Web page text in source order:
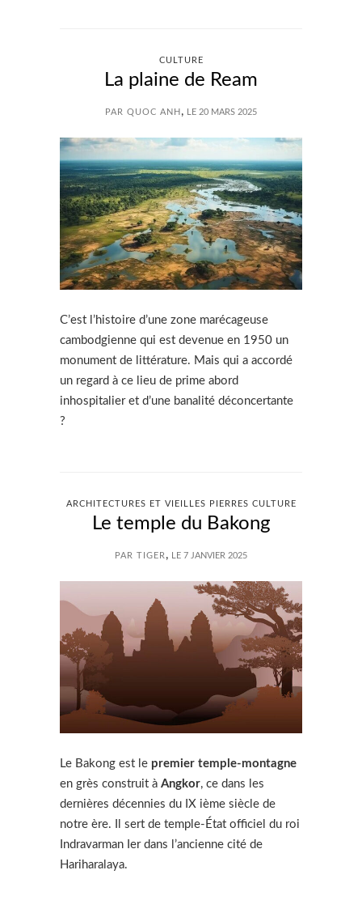
CULTURE
La plaine de Ream
PAR QUOC ANH , LE 20 MARS 2025
C’est l’histoire d’une zone marécageuse
cambodgienne qui est devenue en 1950 un
monument de littérature. Mais qui a accordé
un regard à ce lieu de prime abord
inhospitalier et d’une banalité déconcertante
?
ARCHITECTURES ET VIEILLES PIERRES CULTURE
Le temple du Bakong
PAR TIGER , LE 7 JANVIER 2025
Le Bakong est le premier temple-montagne
en grès construit à Angkor, ce dans les
dernières décennies du IX ième siècle de
notre ère. Il sert de temple-État officiel du roi
Indravarman Ier dans l’ancienne cité de
Hariharalaya.